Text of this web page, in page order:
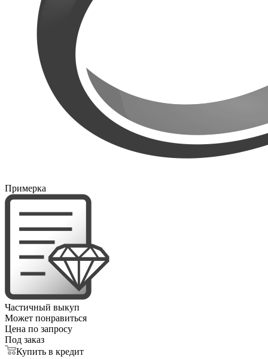
Примерка
Частичный выкуп
Может понравиться
Цена по запросу
Под заказ
Купить в кредит